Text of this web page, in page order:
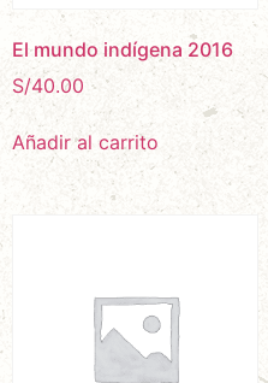
El mundo indígena 2016
S/40.00
Añadir al carrito